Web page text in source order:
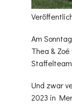
Am
Thea &
Und zwar
2023 in